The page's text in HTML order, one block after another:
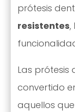
prótesis
resistentes,
Las prótesis
convertido
aquellos